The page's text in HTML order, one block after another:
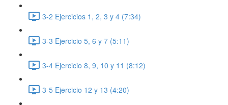
3-2 Ejercicios 1, 2, 3 y 4 (7:34)
3-3 Ejercicio 5, 6 y 7 (5:11)
3-4 Ejercicio 8, 9, 10 y 11 (8:12)
3-5 Ejercicio 12 y 13 (4:20)